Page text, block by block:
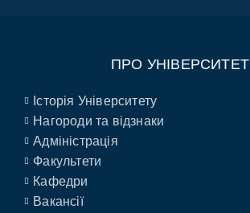
ПРО УНІВЕРСИТЕТ
Історія Університету
Нагороди та відзнаки
Адміністрація
Факультети
Кафедри
Вакансії